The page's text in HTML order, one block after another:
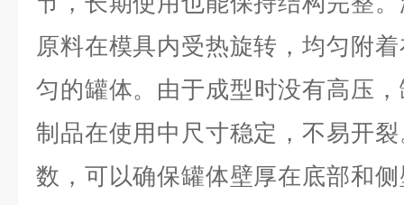
原料在模具内受热旋转，均匀附
匀的罐体。由于成型时没有高压
制品在使用中尺寸稳定，不易开
数，可以确保罐体壁厚在底部和